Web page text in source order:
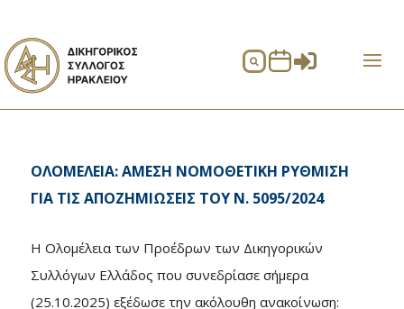
 
ΟΛΟΜΕΛΕΙΑ: ΑΜΕΣΗ ΝΟΜΟΘΕΤΙΚΗ ΡΥΘΜΙΣΗ
ΓΙΑ ΤΙΣ ΑΠΟΖΗΜΙΩΣΕΙΣ ΤΟΥ Ν. 5095/2024
H Ολομέλεια των Προέδρων των Δικηγορικών
Συλλόγων Ελλάδος που συνεδρίασε σήμερα
(25.10.2025) εξέδωσε την ακόλουθη ανακοίνωση: